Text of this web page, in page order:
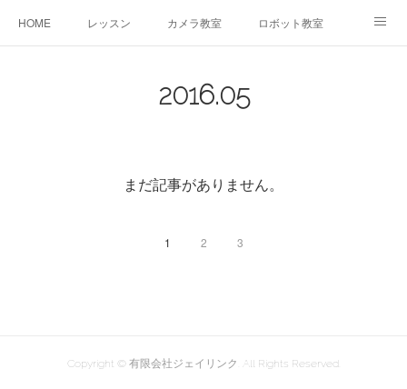
HOME レッスン カメラ教室 ロボット教室
2016.05
まだ記事がありません。
1 2 3
Copyright © 有限会社ジェイリンク. All Rights Reserved.